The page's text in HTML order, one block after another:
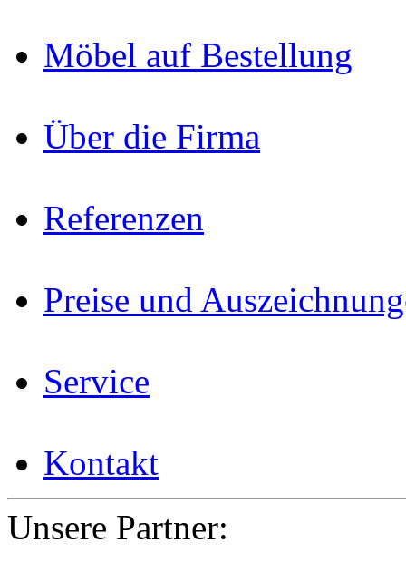
Möbel auf Bestellung
Über die Firma
Referenzen
Preise und
Service
Kontakt
Unsere Partner: